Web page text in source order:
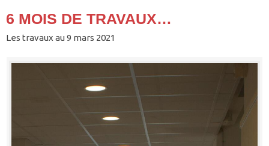
6 MOIS DE TRAVAUX…
Les travaux au 9 mars 2021